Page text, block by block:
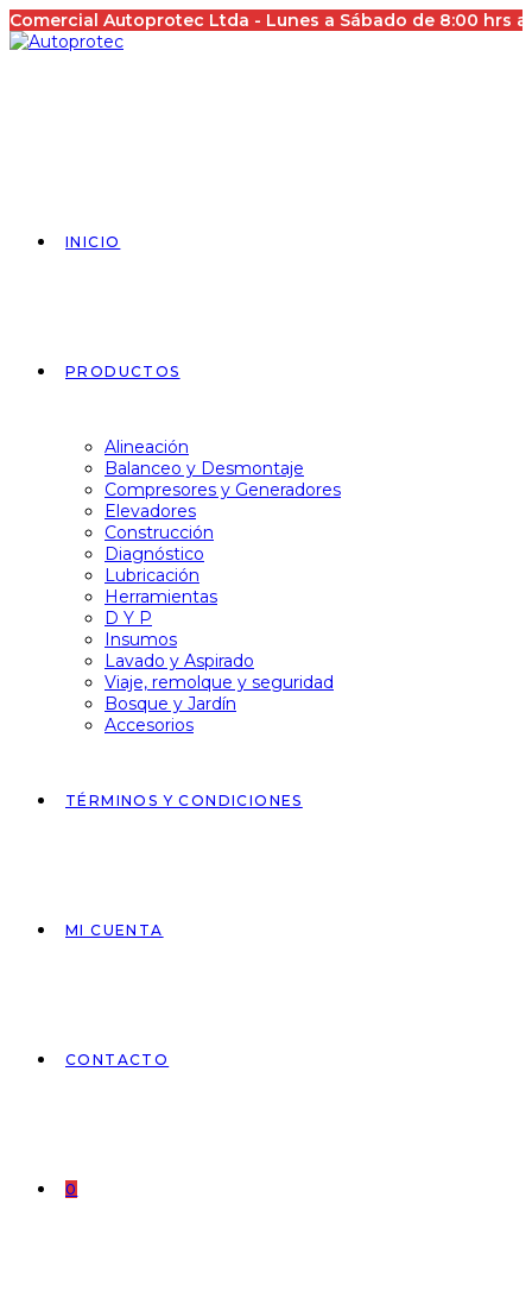
Saltar
al
Comercial Autoprotec Ltda - Lunes a Sábado de 8:00 hrs a
INICIO
PRODUCTOS
Alineación
Balanceo y Desmontaje
Compresores y Generadores
Elevadores
Construcción
Diagnóstico
Lubricación
Herramientas
D Y P
Insumos
Lavado y Aspirado
Viaje, remolque y seguridad
Bosque y Jardín
Accesorios
TÉRMINOS Y CONDICIONES
MI CUENTA
CONTACTO
0